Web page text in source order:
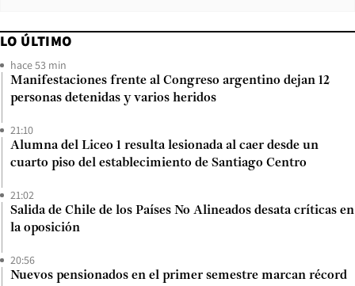
LO ÚLTIMO
hace 53 min
Manifestaciones frente al Congreso argentino dejan 12
personas detenidas y varios heridos
21:10
Alumna del Liceo 1 resulta lesionada al caer desde un
cuarto piso del establecimiento de Santiago Centro
21:02
Salida de Chile de los Países No Alineados desata críticas en
la oposición
20:56
Nuevos pensionados en el primer semestre marcan récord